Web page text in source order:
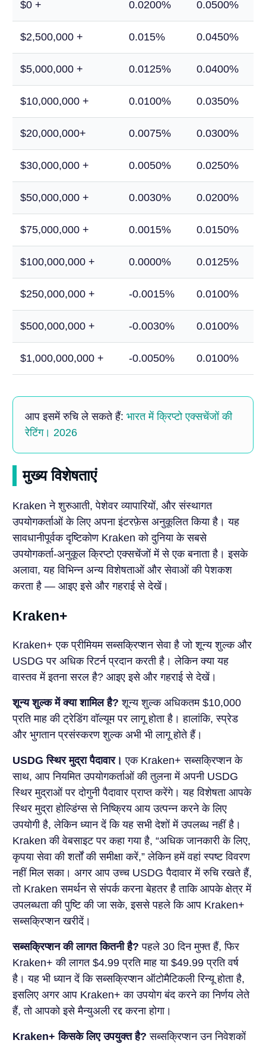
$0 + 0.0200% 0.0500%
$2,500,000 + 0.015% 0.0450%
$5,000,000 + 0.0125% 0.0400%
$10,000,000 + 0.0100% 0.0350%
$20,000,000+ 0.0075% 0.0300%
$30,000,000 + 0.0050% 0.0250%
$50,000,000 + 0.0030% 0.0200%
$75,000,000 + 0.0015% 0.0150%
$100,000,000 + 0.0000% 0.0125%
$250,000,000 + -0.0015% 0.0100%
$500,000,000 + -0.0030% 0.0100%
$1,000,000,000 + -0.0050% 0.0100%
आप इसमें रुचि ले सकते हैं: भारत में क्रिप्टो एक्सचेंजों की
रेटिंग। 2026
मुख्य विशेषताएं
Kraken ने शुरुआती, पेशेवर व्यापारियों, और संस्थागत
उपयोगकर्ताओं के लिए अपना इंटरफ़ेस अनुकूलित किया है। यह
सावधानीपूर्वक दृष्टिकोण Kraken को दुनिया के सबसे
उपयोगकर्ता-अनुकूल क्रिप्टो एक्सचेंजों में से एक बनाता है। इसके
अलावा, यह विभिन्न अन्य विशेषताओं और सेवाओं की पेशकश
करता है — आइए इसे और गहराई से देखें।
Kraken+
Kraken+ एक प्रीमियम सब्सक्रिप्शन सेवा है जो शून्य शुल्क और
USDG पर अधिक रिटर्न प्रदान करती है। लेकिन क्या यह
वास्तव में इतना सरल है? आइए इसे और गहराई से देखें।
शून्य शुल्क में क्या शामिल है? शून्य शुल्क अधिकतम $10,000
प्रति माह की ट्रेडिंग वॉल्यूम पर लागू होता है। हालांकि, स्प्रेड
और भुगतान प्रसंस्करण शुल्क अभी भी लागू होते हैं।
USDG स्थिर मुद्रा पैदावार। एक Kraken+ सब्सक्रिप्शन के
साथ, आप नियमित उपयोगकर्ताओं की तुलना में अपनी USDG
स्थिर मुद्राओं पर दोगुनी पैदावार प्राप्त करेंगे। यह विशेषता आपके
स्थिर मुद्रा होल्डिंग्स से निष्क्रिय आय उत्पन्न करने के लिए
उपयोगी है, लेकिन ध्यान दें कि यह सभी देशों में उपलब्ध नहीं है।
Kraken की वेबसाइट पर कहा गया है, “अधिक जानकारी के लिए,
कृपया सेवा की शर्तों की समीक्षा करें,” लेकिन हमें वहां स्पष्ट विवरण
नहीं मिल सका। अगर आप उच्च USDG पैदावार में रुचि रखते हैं,
तो Kraken समर्थन से संपर्क करना बेहतर है ताकि आपके क्षेत्र में
उपलब्धता की पुष्टि की जा सके, इससे पहले कि आप Kraken+
सब्सक्रिप्शन खरीदें।
सब्सक्रिप्शन की लागत कितनी है? पहले 30 दिन मुफ्त हैं, फिर
Kraken+ की लागत $4.99 प्रति माह या $49.99 प्रति वर्ष
है। यह भी ध्यान दें कि सब्सक्रिप्शन ऑटोमैटिकली रिन्यू होता है,
इसलिए अगर आप Kraken+ का उपयोग बंद करने का निर्णय लेते
हैं, तो आपको इसे मैन्युअली रद्द करना होगा।
Kraken+ किसके लिए उपयुक्त है? सब्सक्रिप्शन उन निवेशकों